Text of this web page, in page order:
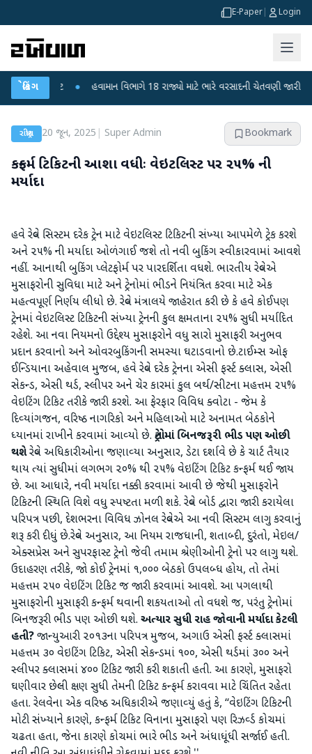
E-Paper Login
બ્રેકિંગ
ફફડાટ હવામાન વિભાગે 18 રાજ્યો માટે ભારે વરસાદની ચેતવણી જારી કરી ●
રાષ્ટ્રીય 20 જૂન, 2025 Super Admin Bookmark
કન્‍ફર્મ ટિકિટની આશા વધીઃ વેઇટલિસ્‍ટ પર ૨૫% ની
મર્યાદા
હવે રેલ્‍વે સિસ્‍ટમ દરેક ટ્રેન માટે વેઇટલિસ્‍ટ ટિકિટની સંખ્‍યા આપમેળે ટ્રેક કરશે
અને ૨૫% ની મર્યાદા ઓળંગાઈ જશે તો નવી બુકિંગ સ્‍વીકારવામાં આવશે
નહીં. આનાથી બુકિંગ પ્‍લેટફોર્મ પર પારદર્શિતા વધશે. ભારતીય રેલ્‍વેએ
મુસાફરોની સુવિધા માટે અને ટ્રેનોમાં ભીડને નિયંત્રિત કરવા માટે એક
મહત્‍વપૂર્ણ નિર્ણય લીધો છે. રેલ્‍વે મંત્રાલયે જાહેરાત કરી છે કે હવે કોઈપણ
ટ્રેનમાં વેઇટલિસ્‍ટ ટિકિટની સંખ્‍યા ટ્રેનની કુલ ક્ષમતાના ૨૫% સુધી મર્યાદિત
રહેશે. આ નવા નિયમનો ઉદ્દેશ્‍ય મુસાફરોને વધુ સારો મુસાફરી અનુભવ
પ્રદાન કરવાનો અને ઓવરબુકિંગની સમસ્‍યા ઘટાડવાનો છે.ટાઈમ્‍સ ઓફ
ઈન્‍ડિયાના અહેવાલ મુજબ, હવે રેલ્‍વે દરેક ટ્રેનના એસી ફર્સ્‍ટ ક્‍લાસ, એસી
સેકન્‍ડ, એસી થર્ડ, સ્‍લીપર અને ચેર કારમાં કુલ બર્થ/સીટના મહત્તમ ૨૫%
વેઇટિંગ ટિકિટ તરીકે જારી કરશે. આ ફેરફાર વિવિધ ક્‍વોટા - જેમ કે
દિવ્‍યાંગજન, વરિષ્ઠ નાગરિકો અને મહિલાઓ માટે અનામત બેઠકોને
ધ્‍યાનમાં રાખીને કરવામાં આવ્‍યો છે. ટ્રેનોમાં બિનજરૂરી ભીડ પણ ઓછી
થશેરેલ્‍વે અધિકારીઓના જણાવ્‍યા અનુસાર, ડેટા દર્શાવે છે કે ચાર્ટ તૈયાર
થાય ત્‍યાં સુધીમાં લગભગ ૨૦% થી ૨૫% વેઇટિંગ ટિકિટ કન્‍ફર્મ થઈ જાય
છે. આ આધારે, નવી મર્યાદા નક્કી કરવામાં આવી છે જેથી મુસાફરોને
ટિકિટની સ્‍થિતિ વિશે વધુ સ્‍પષ્ટતા મળી શકે. રેલ્‍વે બોર્ડ દ્વારા જારી કરાયેલા
પરિપત્ર પછી, દેશભરના વિવિધ ઝોનલ રેલ્‍વેએ આ નવી સિસ્‍ટમ લાગુ કરવાનું
શરૂ કરી દીધું છે.રેલ્‍વે અનુસાર, આ નિયમ રાજધાની, શતાબ્‍દી, દુરંતો, મેઇલ/
એક્‍સપ્રેસ અને સુપરફાસ્‍ટ ટ્રેનો જેવી તમામ શ્રેણીઓની ટ્રેનો પર લાગુ થશે.
ઉદાહરણ તરીકે, જો કોઈ ટ્રેનમાં ૧,૦૦૦ બેઠકો ઉપલબ્‍ધ હોય, તો તેમાં
મહત્તમ ૨૫૦ વેઇટિંગ ટિકિટ જ જારી કરવામાં આવશે. આ પગલાથી
મુસાફરોની મુસાફરી કન્‍ફર્મ થવાની શકયતાઓ તો વધશે જ, પરંતુ ટ્રેનોમાં
બિનજરૂરી ભીડ પણ ઓછી થશે. અત્‍યાર સુધી રાહ જોવાની મર્યાદા કેટલી
હતી?જાન્‍યુઆરી ૨૦૧૩ના પરિપત્ર મુજબ, અગાઉ એસી ફર્સ્‍ટ ક્‍લાસમાં
મહત્તમ ૩૦ વેઇટિંગ ટિકિટ, એસી સેકન્‍ડમાં ૧૦૦, એસી થર્ડમાં ૩૦૦ અને
સ્‍લીપર ક્‍લાસમાં ૪૦૦ ટિકિટ જારી કરી શકાતી હતી. આ કારણે, મુસાફરો
ઘણીવાર છેલ્લી ક્ષણ સુધી તેમની ટિકિટ કન્‍ફર્મ કરાવવા માટે ચિંતિત રહેતા
હતા. રેલવેના એક વરિષ્ઠ અધિકારીએ જણાવ્‍યું હતું કે, ‘‘વેઇટિંગ ટિકિટની
મોટી સંખ્‍યાને કારણે, કન્‍ફર્મ ટિકિટ વિનાના મુસાફરો પણ રિઝર્વ્‍ડ કોચમાં
ચઢતા હતા, જેના કારણે કોચમાં ભારે ભીડ અને અંધાધૂંધી સર્જાઈ હતી.